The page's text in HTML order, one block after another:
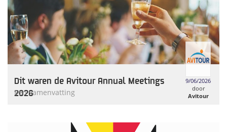
Dit waren de Avitour Annual Meetings
2026
Een samenvatting
9/06/2026
door
Avitour